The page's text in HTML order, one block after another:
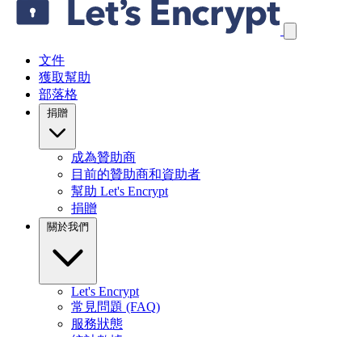
文件
獲取幫助
部落格
捐贈
成為贊助商
目前的贊助商和資助者
幫助 Let's Encrypt
捐贈
關於我們
Let's Encrypt
常見問題 (FAQ)
服務狀態